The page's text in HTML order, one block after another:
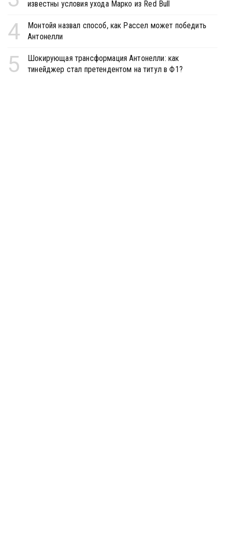
известны условия ухода Марко из Red Bull
4
Монтойя назвал способ, как Рассел может победить
Антонелли
5
Шокирующая трансформация Антонелли: как
тинейджер стал претендентом на титул в Ф1?